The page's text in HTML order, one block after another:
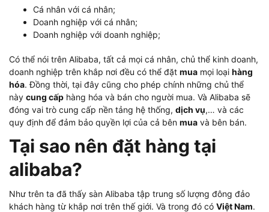
Cá nhân với cá nhân;
Doanh nghiệp với cá nhân;
Doanh nghiệp với doanh nghiệp;
Có thể nói trên Alibaba, tất cả mọi cá nhân, chủ thể kinh doanh,
doanh nghiệp trên khắp nơi đều có thể đặt mua mọi loại hàng
hóa. Đồng thời, tại đây cũng cho phép chính những chủ thể
này cung cấp hàng hóa và bán cho người mua. Và Alibaba sẽ
đóng vai trò cung cấp nền tảng hệ thống, dịch vụ,… và các
quy định để đảm bảo quyền lợi của cả bên mua và bên bán.
Tại sao nên đặt hàng tại
alibaba?
Như trên ta đã thấy sàn Alibaba tập trung số lượng đông đảo
khách hàng từ khắp nơi trên thế giới. Và trong đó có Việt Nam.